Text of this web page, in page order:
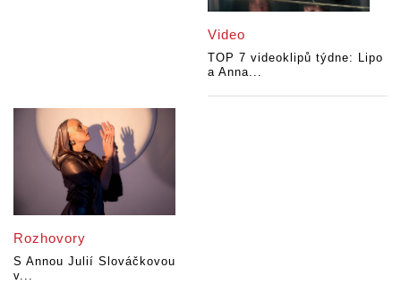
Video
TOP 7 videoklipů týdne: Lipo
a Anna...
Rozhovory
S Annou Julií Slováčkovou
v...